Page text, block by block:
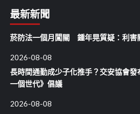
最新新聞
菸防法一個月闖關 鍾年晃質疑：利害
2026-08-08
長時間通勤成少子化推手？交安協會
一個世代》倡議
2026-08-08